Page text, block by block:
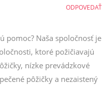
pomoc? Naša spoločnosť je
ktoré požičiavajú
nízke prevádzkové
pôžičky a nezaistený
ODPOVEDAŤ